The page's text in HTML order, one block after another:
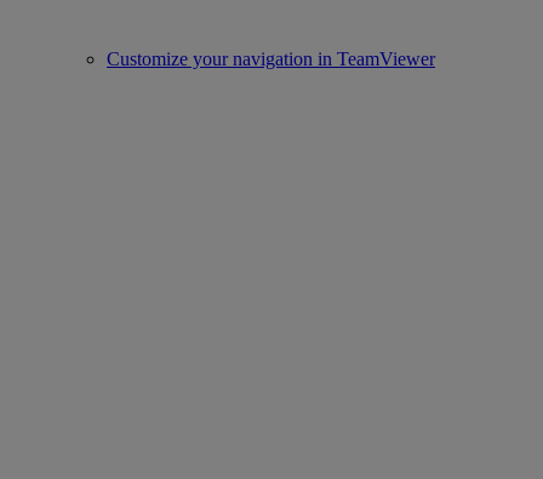
Customize your navigation in TeamViewer